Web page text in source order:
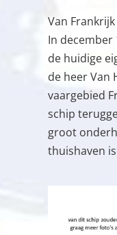
Van
In
de huidige
de heer Van
vaargebied
schip
groot
thuishaven